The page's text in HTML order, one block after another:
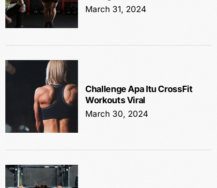
March 31, 2024
Challenge Apa Itu CrossFit
Workouts Viral
March 30, 2024